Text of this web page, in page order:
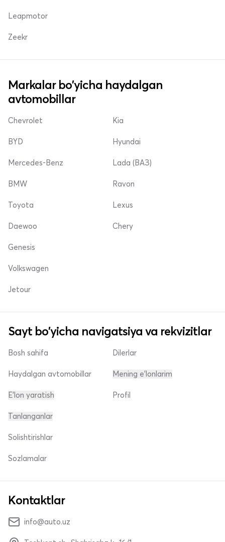
Leapmotor
Zeekr
Markalar bo'yicha haydalgan
avtomobillar
Chevrolet
BYD
Mercedes-Benz
Kia
Hyundai
Lada (ВАЗ)
BMW
Toyota
Daewoo
Ravon
Lexus
Chery
Genesis
Volkswagen
Jetour
Sayt bo'yicha navigatsiya va rekvizitlar
Bosh sahifa
Haydalgan avtomobillar
E'lon yaratish
Dilerlar
Mening e'lonlarim
Profil
Tanlanganlar
Solishtirishlar
Sozlamalar
Kontaktlar
info@auto.uz